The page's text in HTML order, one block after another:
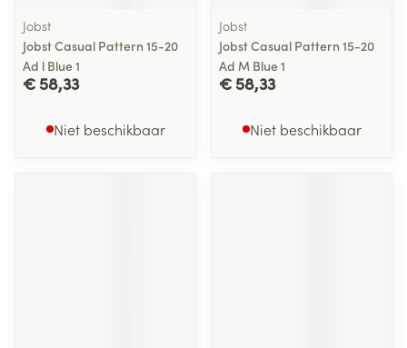
Jobst
Jobst Casual Pattern 15-20
Ad l Blue 1
€ 58,33
Niet beschikbaar
Jobst
Jobst Casual Pattern 15-20
Ad M Blue 1
€ 58,33
Niet beschikbaar